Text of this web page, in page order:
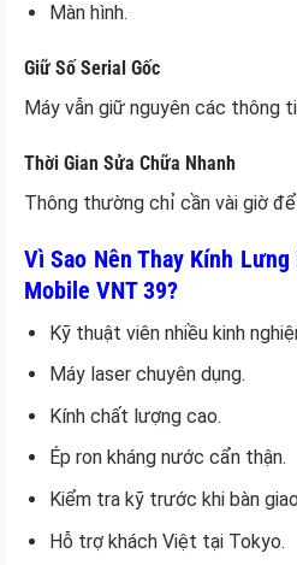
Màn hình.
Giữ Số Serial Gốc
Máy vẫn giữ nguyên các thông
Thời Gian Sửa Chữa Nhanh
Thông thường chỉ cần vài giờ
Vì Sao Nên Thay Kính
Mobile VNT 39?
Kỹ thuật viên nhiều kinh
Máy laser chuyên dụng.
Kính chất lượng cao.
Ép ron kháng nước cẩn thận.
Kiểm tra kỹ trước khi bàn
Hỗ trợ khách Việt tại Tokyo.